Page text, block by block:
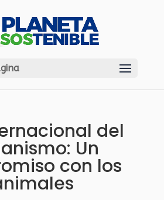
del
Un
con los